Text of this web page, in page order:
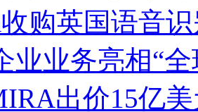
收购英国语音
业业务亮相“
出价15亿